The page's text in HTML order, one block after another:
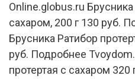
Online.globus.ru
сахаром, 200 г 130 руб.
Брусника Ратибор
руб. Подробнее
протертая с сахаром